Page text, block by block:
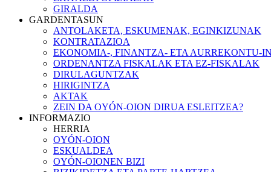
GIRALDA
GARDENTASUN
ANTOLAKETA, ESKUMENAK, EGINKIZUNAK
KONTRATAZIOA
EKONOMIA-, FINANTZA- ETA AURREKONTU-
ORDENANTZA FISKALAK ETA EZ-FISKALAK
DIRULAGUNTZAK
HIRIGINTZA
AKTAK
ZEIN DA OYÓN-OION DIRUA ESLEITZEA?
INFORMAZIO
HERRIA
OYÓN-OION
ESKUALDEA
OYÓN-OIONEN BIZI